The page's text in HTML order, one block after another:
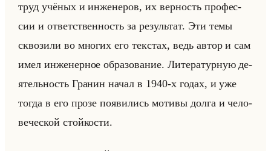
труд учё­ных и ин­же­не­ров, их вер­ность про­фес­
сии и от­вет­ствен­ность за ре­зультат. Эти темы
скво­зи­ли во мно­гих его текстах, ведь автор и сам
имел ин­же­нер­ное об­ра­зо­ва­ние. Ли­те­ра­тур­ную де­
ятельность Гра­нин начал в 1940-х годах, и уже
тогда в его прозе по­яви­лись мо­ти­вы долга и че­ло­
ве­че­ской стойко­сти.